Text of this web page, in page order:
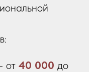
от 40 000 до